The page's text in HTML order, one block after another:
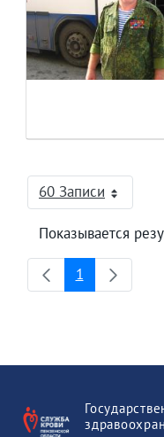
60 ЗаписиНа страницу
Показывается
Страница
1